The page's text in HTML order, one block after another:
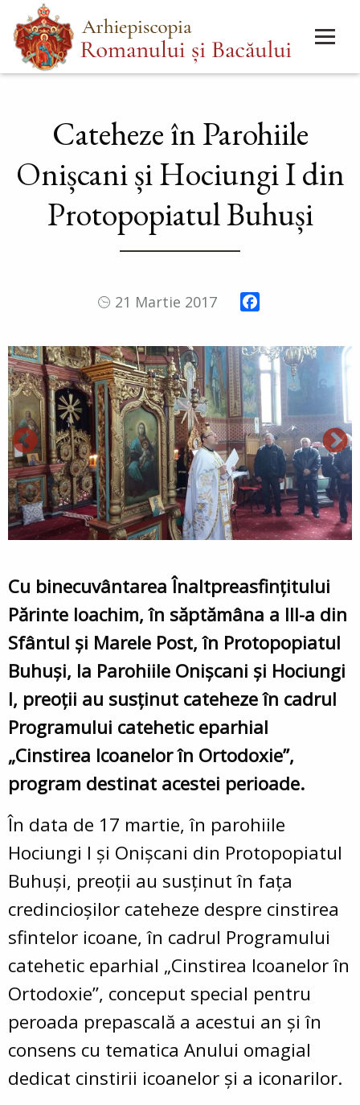
Mergi
la
conţinutul
Main
menu
Cateheze în Parohiile
Onișcani și Hociungi I din
Protopopiatul Buhuși
21 Martie 2017
Cu binecuvântarea Înaltpreasfințitului
Părinte Ioachim, în săptămâna a III-a din
Sfântul și Marele Post, în Protopopiatul
Buhuși, la Parohiile Onișcani și Hociungi
I, preoții au susținut cateheze în cadrul
Programului catehetic eparhial
„Cinstirea Icoanelor în Ortodoxie”,
program destinat acestei perioade.
În data de 17 martie, în parohiile
Hociungi I și Onișcani din Protopopiatul
Buhuși, preoții au susținut în fața
credincioșilor cateheze despre cinstirea
sfintelor icoane, în cadrul Programului
catehetic eparhial „Cinstirea Icoanelor în
Ortodoxie”, conceput special pentru
peroada prepascală a acestui an și în
consens cu tematica Anului omagial
dedicat cinstirii icoanelor și a iconarilor.